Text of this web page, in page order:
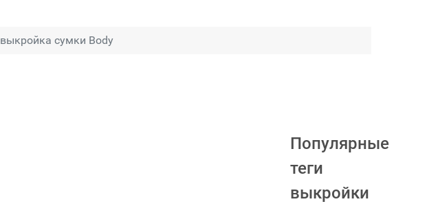
сумки Body
Популярные
теги
выкройки